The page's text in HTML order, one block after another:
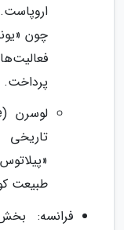
پرداخت.
تاریخی
طبیعت
فرانسه: